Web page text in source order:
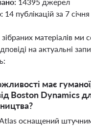
14 публікацій за 7 січня
матеріалів ми
на актуальні
має
Boston Dynamics
оснащений